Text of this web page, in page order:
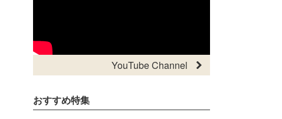
YouTube Channel
おすすめ特集